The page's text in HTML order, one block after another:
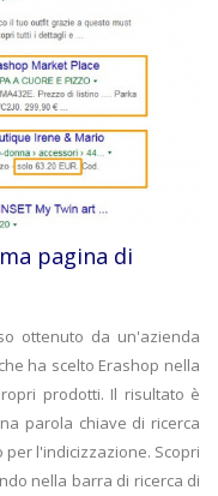
pagina di
ottenuto da un'azienda
ha scelto Erashop nella
prodotti. Il risultato è
parola chiave di ricerca
per l'indicizzazione. Scopri
nella barra di ricerca di